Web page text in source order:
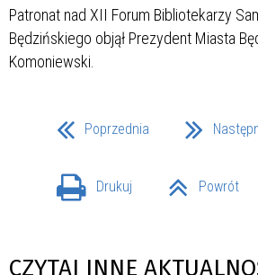
Patronat nad XII Forum Bibliotekarzy
Będzińskiego objął Prezydent Miasta
Komoniewski.
Poprzednia
Drukuj Powrót
CZYTAJ INNE